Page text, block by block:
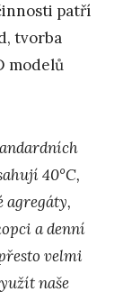
patří
tvorba
modelů
40°C,
agregáty,
a denní
velmi
naše